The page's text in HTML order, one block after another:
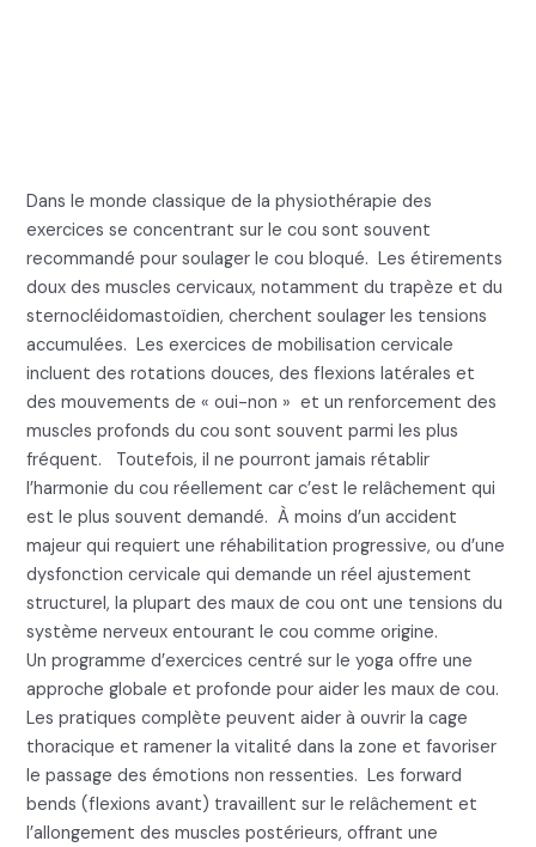
Dans le monde classique de la physiothérapie des
exercices se concentrant sur le cou sont souvent
recommandé pour soulager le cou bloqué. Les étirements
doux des muscles cervicaux, notamment du trapèze et du
sternocléidomastoïdien, cherchent soulager les tensions
accumulées. Les exercices de mobilisation cervicale
incluent des rotations douces, des flexions latérales et
des mouvements de « oui-non » et un renforcement des
muscles profonds du cou sont souvent parmi les plus
fréquent. Toutefois, il ne pourront jamais rétablir
l’harmonie du cou réellement car c’est le relâchement qui
est le plus souvent demandé. À moins d’un accident
majeur qui requiert une réhabilitation progressive, ou d’une
dysfonction cervicale qui demande un réel ajustement
structurel, la plupart des maux de cou ont une tensions du
système nerveux entourant le cou comme origine.
Un programme d’exercices centré sur le yoga offre une
approche globale et profonde pour aider les maux de cou.
Les pratiques complète peuvent aider à ouvrir la cage
thoracique et ramener la vitalité dans la zone et favoriser
le passage des émotions non ressenties. Les forward
bends (flexions avant) travaillent sur le relâchement et
l’allongement des muscles postérieurs, offrant une